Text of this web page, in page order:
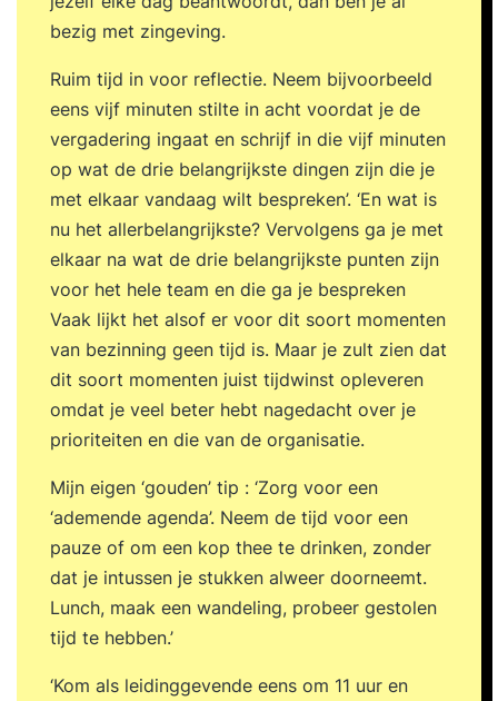
bezig met zingeving.
Ruim tijd in voor reflectie. Neem bijvoorbeeld
eens vijf minuten stilte in acht voordat je de
vergadering ingaat en schrijf in die vijf minuten
op wat de drie belangrijkste dingen zijn die je
met elkaar vandaag wilt bespreken’. ‘En wat is
nu het allerbelangrijkste? Vervolgens ga je met
elkaar na wat de drie belangrijkste punten zijn
voor het hele team en die ga je bespreken
Vaak lijkt het alsof er voor dit soort momenten
van bezinning geen tijd is. Maar je zult zien dat
dit soort momenten juist tijdwinst opleveren
omdat je veel beter hebt nagedacht over je
prioriteiten en die van de organisatie.
Mijn eigen ‘gouden’ tip : ‘Zorg voor een
‘ademende agenda’. Neem de tijd voor een
pauze of om een kop thee te drinken, zonder
dat je intussen je stukken alweer doorneemt.
Lunch, maak een wandeling, probeer gestolen
tijd te hebben.’
‘Kom als leidinggevende eens om 11 uur en